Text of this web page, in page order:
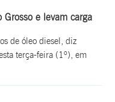
Grosso e levam carga
de óleo diesel, diz
terça-feira (1º), em